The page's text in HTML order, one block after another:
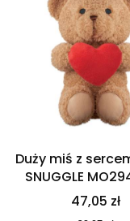
Duży miś z
SNUGGLE
47,05 zł